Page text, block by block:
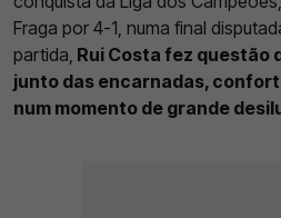
Fraga por 4-1, numa final
partida, Rui Costa fez questão
junto das encarnadas,
num momento de grande